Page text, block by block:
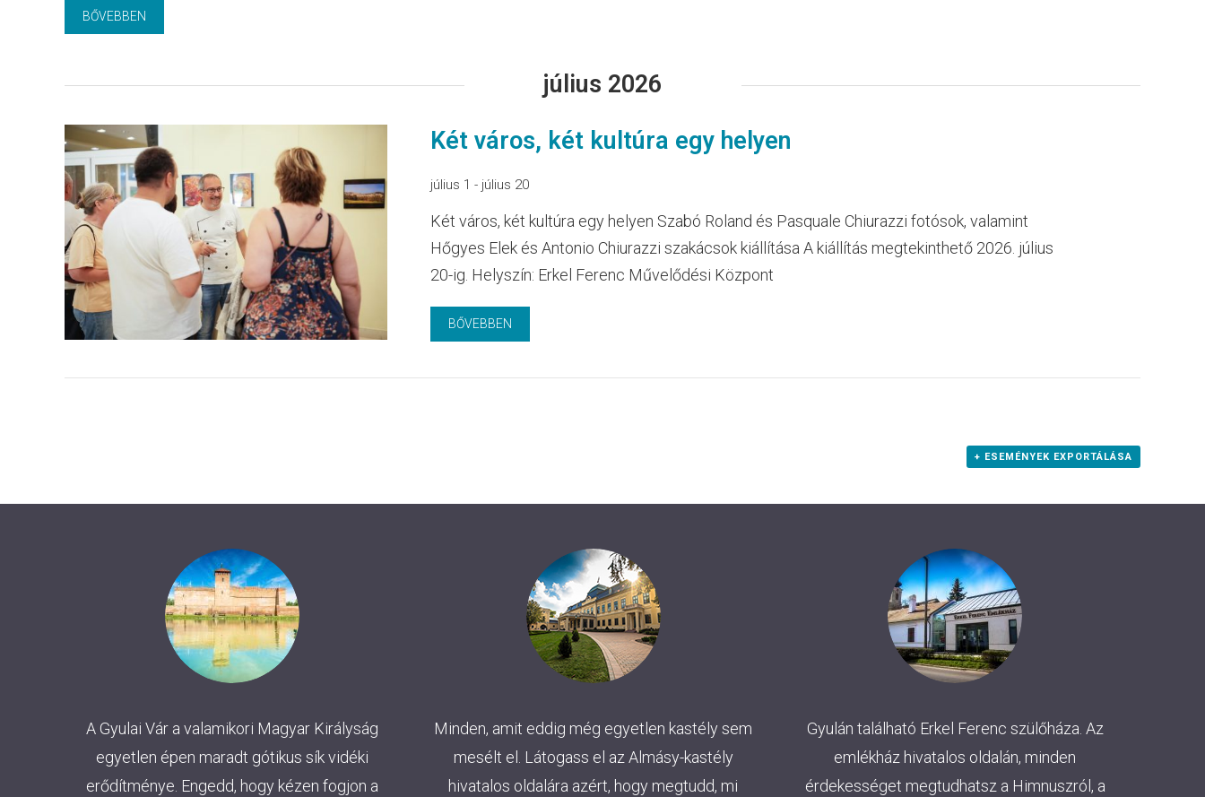
BŐVEBBEN
július 2026
Két város, két kultúra egy helyen
július 1 - július 20
Két város, két kultúra egy helyen Szabó Roland és Pasquale Chiurazzi fotósok, valamint
Hőgyes Elek és Antonio Chiurazzi szakácsok kiállítása A kiállítás megtekinthető 2026. július
20-ig. Helyszín: Erkel Ferenc Művelődési Központ
BŐVEBBEN
+ ESEMÉNYEK EXPORTÁLÁSA
A Gyulai Vár a valamikori Magyar Királyság
egyetlen épen maradt gótikus sík vidéki
erődítménye. Engedd, hogy kézen fogjon a
Minden, amit eddig még egyetlen kastély sem
mesélt el. Látogass el az Almásy-kastély
hivatalos oldalára azért, hogy megtudd, mi
Gyulán található Erkel Ferenc szülőháza. Az
emlékház hivatalos oldalán, minden
érdekességet megtudhatsz a Himnuszról, a